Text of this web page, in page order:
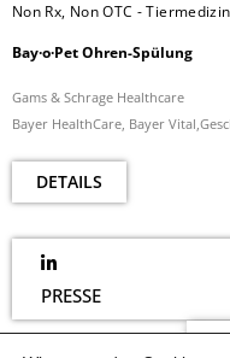
Non Rx, Non OTC - Tiermedizin
Bay·o·Pet Ohren-Spülung
Gams & Schrage Healthcare
Bayer HealthCare, Bayer
DETAILS
PRESSE